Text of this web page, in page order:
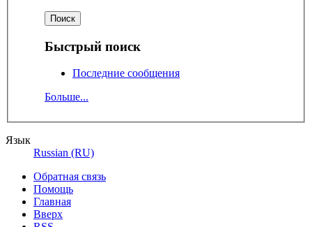
Быстрый поиск
Последние сообщения
Больше...
Язык
Russian (RU)
Обратная связь
Помощь
Главная
Вверх